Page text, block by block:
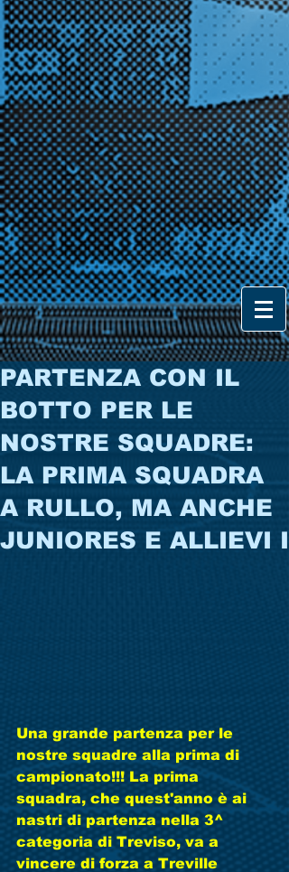
PARTENZA CON IL
BOTTO PER LE
NOSTRE SQUADRE:
LA PRIMA SQUADRA
A RULLO, MA ANCHE
JUNIORES E ALLIEVI I
Una grande partenza per le
nostre squadre alla prima di
campionato!!! La prima
squadra, che quest'anno è ai
nastri di partenza nella 3^
categoria di Treviso, va a
vincere di forza a Treville